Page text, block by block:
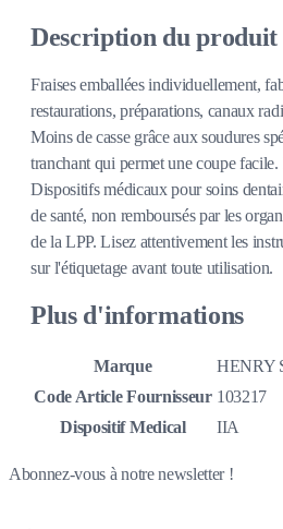
Description du produit
Fraises emballées individuellement,
restaurations, préparations, canaux
Moins de casse grâce aux soudures
tranchant qui permet une coupe
Dispositifs médicaux pour soins
de santé, non remboursés par les
de la LPP. Lisez attentivement les
sur l'étiquetage avant toute utilisation.
Plus d'informations
Marque
HENRY
Code Article Fournisseur 103217
Dispositif Medical
IIA
Abonnez-vous à notre newsletter !